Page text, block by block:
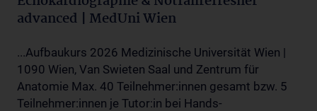
advanced | MedUni Wien
...Aufbaukurs 2026 Medizinische Universität Wien |
1090 Wien, Van Swieten Saal und Zentrum für
Anatomie Max. 40 Teilnehmer:innen gesamt bzw. 5
Teilnehmer:innen je Tutor:in bei Hands-